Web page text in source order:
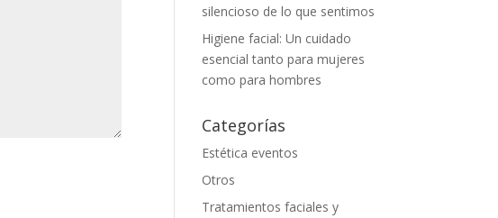
silencioso de lo que sentimos
Higiene facial: Un cuidado
esencial tanto para mujeres
como para hombres
Categorías
Estética eventos
Otros
Tratamientos faciales y